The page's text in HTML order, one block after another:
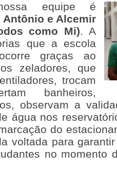
equipe é
Antônio e Alcemir
como Mi). A
que a escola
graças ao
zeladores, que
trocam
banheiros,
observam a
água nos
do
voltada para
no momento